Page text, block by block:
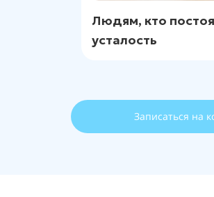
Людям, кто
усталость
Записаться на